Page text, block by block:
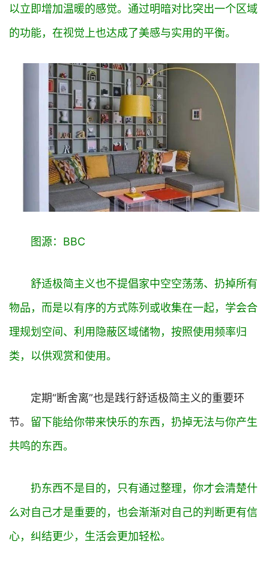
以立即增加温暖的感觉。通过明暗对比突出一个区域
的功能，在视觉上也达成了美感与实用的平衡。
图源：BBC
舒适极简主义也不提倡家中空空荡荡、扔掉所有
物品，而是以有序的方式陈列或收集在一起，学会合
理规划空间、利用隐蔽区域储物，按照使用频率归
类，以供观赏和使用。
定期“断舍离”也是践行舒适极简主义的重要环
节。 留下能给你带来快乐的东西，扔掉无法与你产生
共鸣的东西。
扔东西不是目的，只有通过整理，你才会清楚什
么对自己才是重要的，也会渐渐对自己的判断更有信
心，纠结更少，生活会更加轻松。